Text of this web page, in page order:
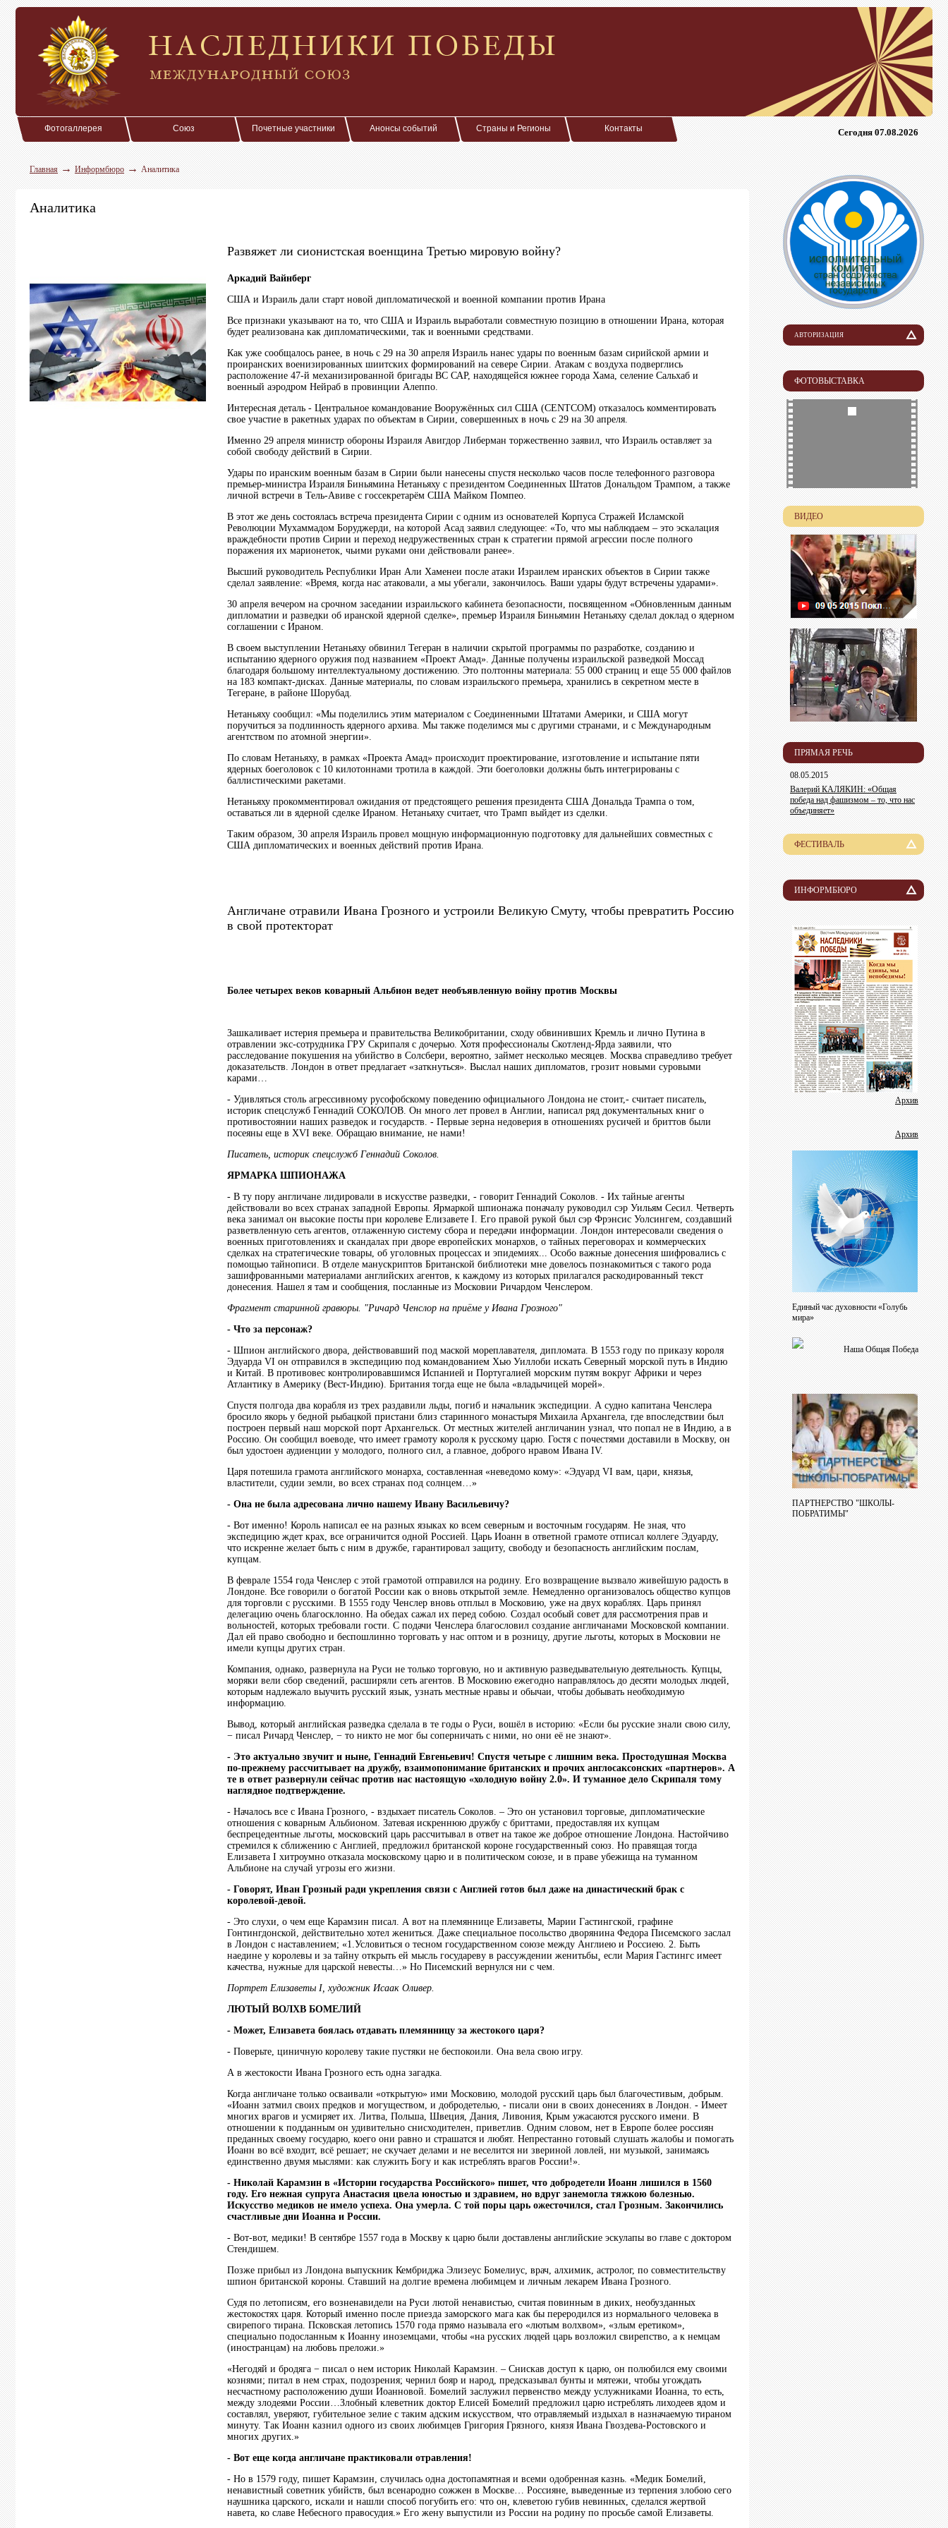
Фотогаллерея Союз Почетные участники Анонсы событий Страны и Регионы Контакты Сегодня 07.08.2026
Главная→Информбюро→Аналитика
Аналитика
Развяжет ли сионистская военщина Третью мировую войну?
Аркадий Вайнберг
США и Израиль дали старт новой дипломатической и военной компании против Ирана
Все признаки указывают на то, что США и Израиль выработали совместную позицию в отношении Ирана, которая
будет реализована как дипломатическими, так и военными средствами.
Как уже сообщалось ранее, в ночь с 29 на 30 апреля Израиль нанес удары по военным базам сирийской армии и
проиранских военизированных шиитских формирований на севере Сирии. Атакам с воздуха подверглись
расположение 47-й механизированной бригады ВС САР, находящейся южнее города Хама, селение Сальхаб и
военный аэродром Нейраб в провинции Алеппо.
Интересная деталь - Центральное командование Вооружённых сил США (CENTCOM) отказалось комментировать
свое участие в ракетных ударах по объектам в Сирии, совершенных в ночь с 29 на 30 апреля.
Именно 29 апреля министр обороны Израиля Авигдор Либерман торжественно заявил, что Израиль оставляет за
собой свободу действий в Сирии.
Удары по иранским военным базам в Сирии были нанесены спустя несколько часов после телефонного разговора
премьер-министра Израиля Биньямина Нетаньяху с президентом Соединенных Штатов Дональдом Трампом, а также
личной встречи в Тель-Авиве с госсекретарём США Майком Помпео.
В этот же день состоялась встреча президента Сирии с одним из основателей Корпуса Стражей Исламской
Революции Мухаммадом Боруджерди, на которой Асад заявил следующее: «То, что мы наблюдаем – это эскалация
враждебности против Сирии и переход недружественных стран к стратегии прямой агрессии после полного
поражения их марионеток, чьими руками они действовали ранее».
Высший руководитель Республики Иран Али Хаменеи после атаки Израилем иранских объектов в Сирии также
сделал заявление: «Время, когда нас атаковали, а мы убегали, закончилось. Ваши удары будут встречены ударами».
30 апреля вечером на срочном заседании израильского кабинета безопасности, посвященном «Обновленным данным
дипломатии и разведки об иранской ядерной сделке», премьер Израиля Биньямин Нетаньяху сделал доклад о ядерном
соглашении с Ираном.
В своем выступлении Нетаньяху обвинил Тегеран в наличии скрытой программы по разработке, созданию и
испытанию ядерного оружия под названием «Проект Амад». Данные получены израильской разведкой Моссад
благодаря большому интеллектуальному достижению. Это полтонны материала: 55 000 страниц и еще 55 000 файлов
на 183 компакт-дисках. Данные материалы, по словам израильского премьера, хранились в секретном месте в
Тегеране, в районе Шорубад.
Нетаньяху сообщил: «Мы поделились этим материалом с Соединенными Штатами Америки, и США могут
поручиться за подлинность ядерного архива. Мы также поделимся мы с другими странами, и с Международным
агентством по атомной энергии».
По словам Нетаньяху, в рамках «Проекта Амад» происходит проектирование, изготовление и испытание пяти
ядерных боеголовок с 10 килотоннами тротила в каждой. Эти боеголовки должны быть интегрированы с
баллистическими ракетами.
Нетаньяху прокомментировал ожидания от предстоящего решения президента США Дональда Трампа о том,
оставаться ли в ядерной сделке Ираном. Нетаньяху считает, что Трамп выйдет из сделки.
Таким образом, 30 апреля Израиль провел мощную информационную подготовку для дальнейших совместных с
США дипломатических и военных действий против Ирана.
Англичане отравили Ивана Грозного и устроили Великую Смуту, чтобы превратить Россию
в свой протекторат
Более четырех веков коварный Альбион ведет необъявленную войну против Москвы
Зашкаливает истерия премьера и правительства Великобритании, сходу обвинивших Кремль и лично Путина в
отравлении экс-сотрудника ГРУ Скрипаля с дочерью. Хотя профессионалы Скотленд-Ярда заявили, что
расследование покушения на убийство в Солсбери, вероятно, займет несколько месяцев. Москва справедливо требует
доказательств. Лондон в ответ предлагает «заткнуться». Выслал наших дипломатов, грозит новыми суровыми
карами…
- Удивляться столь агрессивному русофобскому поведению официального Лондона не стоит,- считает писатель,
историк спецслужб Геннадий СОКОЛОВ. Он много лет провел в Англии, написал ряд документальных книг о
противостоянии наших разведок и государств. - Первые зерна недоверия в отношениях русичей и бриттов были
посеяны еще в ХVI веке. Обращаю внимание, не нами!
Писатель, историк спецслужб Геннадий Соколов.
ЯРМАРКА ШПИОНАЖА
- В ту пору англичане лидировали в искусстве разведки, - говорит Геннадий Соколов. - Их тайные агенты
действовали во всех странах западной Европы. Ярмаркой шпионажа поначалу руководил сэр Уильям Сесил. Четверть
века занимал он высокие посты при королеве Елизавете I. Его правой рукой был сэр Фрэнсис Уолсингем, создавший
разветвленную сеть агентов, отлаженную систему сбора и передачи информации. Лондон интересовали сведения о
военных приготовлениях и скандалах при дворе европейских монархов, о тайных переговорах и коммерческих
сделках на стратегические товары, об уголовных процессах и эпидемиях... Особо важные донесения шифровались с
помощью тайнописи. В отделе манускриптов Британской библиотеки мне довелось познакомиться с такого рода
зашифрованными материалами английских агентов, к каждому из которых прилагался раскодированный текст
донесения. Нашел я там и сообщения, посланные из Московии Ричардом Ченслером.
Фрагмент старинной гравюры. "Ричард Ченслор на приёме у Ивана Грозного"
- Что за персонаж?
- Шпион английского двора, действовавший под маской мореплавателя, дипломата. В 1553 году по приказу короля
Эдуарда VI он отправился в экспедицию под командованием Хью Уиллоби искать Северный морской путь в Индию
и Китай. В противовес контролировавшимся Испанией и Португалией морским путям вокруг Африки и через
Атлантику в Америку (Вест-Индию). Британия тогда еще не была «владычицей морей».
Спустя полгода два корабля из трех раздавили льды, погиб и начальник экспедиции. А судно капитана Ченслера
бросило якорь у бедной рыбацкой пристани близ старинного монастыря Михаила Архангела, где впоследствии был
построен первый наш морской порт Архангельск. От местных жителей англичанин узнал, что попал не в Индию, а в
Россию. Он сообщил воеводе, что имеет грамоту короля к русскому царю. Гостя с почестями доставили в Москву, он
был удостоен аудиенции у молодого, полного сил, а главное, доброго нравом Ивана IV.
Царя потешила грамота английского монарха, составленная «неведомо кому»: «Эдуард VI вам, цари, князья,
властители, судии земли, во всех странах под солнцем…»
- Она не была адресована лично нашему Ивану Васильевичу?
- Вот именно! Король написал ее на разных языках ко всем северным и восточным государям. Не зная, что
экспедицию ждет крах, все ограничится одной Россией. Царь Иоанн в ответной грамоте отписал коллеге Эдуарду,
что искренне желает быть с ним в дружбе, гарантировал защиту, свободу и безопасность английским послам,
купцам.
В феврале 1554 года Ченслер с этой грамотой отправился на родину. Его возвращение вызвало живейшую радость в
Лондоне. Все говорили о богатой России как о вновь открытой земле. Немедленно организовалось общество купцов
для торговли с русскими. В 1555 году Ченслер вновь отплыл в Московию, уже на двух кораблях. Царь принял
делегацию очень благосклонно. На обедах сажал их перед собою. Создал особый совет для рассмотрения прав и
вольностей, которых требовали гости. С подачи Ченслера благословил создание англичанами Московской компании.
Дал ей право свободно и беспошлинно торговать у нас оптом и в розницу, другие льготы, которых в Московии не
имели купцы других стран.
Компания, однако, развернула на Руси не только торговую, но и активную разведывательную деятельность. Купцы,
моряки вели сбор сведений, расширяли сеть агентов. В Московию ежегодно направлялось до десяти молодых людей,
которым надлежало выучить русский язык, узнать местные нравы и обычаи, чтобы добывать необходимую
информацию.
Вывод, который английская разведка сделала в те годы о Руси, вошёл в историю: «Если бы русские знали свою силу,
− писал Ричард Ченслер, − то никто не мог бы соперничать с ними, но они её не знают».
- Это актуально звучит и ныне, Геннадий Евгеньевич! Спустя четыре с лишним века. Простодушная Москва
по-прежнему рассчитывает на дружбу, взаимопонимание британских и прочих англосаксонских «партнеров». А
те в ответ развернули сейчас против нас настоящую «холодную войну 2.0». И туманное дело Скрипаля тому
наглядное подтверждение.
- Началось все с Ивана Грозного, - вздыхает писатель Соколов. – Это он установил торговые, дипломатические
отношения с коварным Альбионом. Затевая искреннюю дружбу с бриттами, предоставляя их купцам
беспрецедентные льготы, московский царь рассчитывал в ответ на такое же доброе отношение Лондона. Настойчиво
стремился к сближению с Англией, предложил британской короне государственный союз. Но правящая тогда
Елизавета I хитроумно отказала московскому царю и в политическом союзе, и в праве убежища на туманном
Альбионе на случай угрозы его жизни.
- Говорят, Иван Грозный ради укрепления связи с Англией готов был даже на династический брак с
королевой-девой.
- Это слухи, о чем еще Карамзин писал. А вот на племяннице Елизаветы, Марии Гастингской, графине
Гонтингдонской, действительно хотел жениться. Даже специальное посольство дворянина Федора Писемского заслал
в Лондон с наставлением; «1.Условиться о тесном государственном союзе между Англиею и Россиею. 2. Быть
наедине у королевы и за тайну открыть ей мысль государеву в рассуждении женитьбы¸ если Мария Гастингс имеет
качества, нужные для царской невесты…» Но Писемский вернулся ни с чем.
Портрет Елизаветы I, художник Исаак Оливер.
ЛЮТЫЙ ВОЛХВ БОМЕЛИЙ
- Может, Елизавета боялась отдавать племянницу за жестокого царя?
- Поверьте, циничную королеву такие пустяки не беспокоили. Она вела свою игру.
А в жестокости Ивана Грозного есть одна загадка.
Когда англичане только осваивали «открытую» ими Московию, молодой русский царь был благочестивым, добрым.
«Иоанн затмил своих предков и могуществом, и добродетелью, - писали они в своих донесениях в Лондон. - Имеет
многих врагов и усмиряет их. Литва, Польша, Швеция, Дания, Ливония, Крым ужасаются русского имени. В
отношении к подданным он удивительно снисходителен, приветлив. Одним словом, нет в Европе более россиян
преданных своему государю, коего они равно и страшатся и любят. Непрестанно готовый слушать жалобы и помогать
Иоанн во всё входит, всё решает; не скучает делами и не веселится ни звериной ловлей, ни музыкой, занимаясь
единственно двумя мыслями: как служить Богу и как истреблять врагов России!».
- Николай Карамзин в «Истории государства Российского» пишет, что добродетели Иоанн лишился в 1560
году. Его нежная супруга Анастасия цвела юностью и здравием, но вдруг занемогла тяжкою болезнью.
Искусство медиков не имело успеха. Она умерла. С той поры царь ожесточился, стал Грозным. Закончились
счастливые дни Иоанна и России.
- Вот-вот, медики! В сентябре 1557 года в Москву к царю были доставлены английские эскулапы во главе с доктором
Стендишем.
Позже прибыл из Лондона выпускник Кембриджа Элизеус Бомелиус, врач, алхимик, астролог, по совместительству
шпион британской короны. Ставший на долгие времена любимцем и личным лекарем Ивана Грозного.
Судя по летописям, его возненавидели на Руси лютой ненавистью, считая повинным в диких, необузданных
жестокостях царя. Который именно после приезда заморского мага как бы переродился из нормального человека в
свирепого тирана. Псковская летопись 1570 года прямо называла его «лютым волхвом», «злым еретиком»,
специально подосланным к Иоанну иноземцами, чтобы «на русских людей царь возложил свирепство, а к немцам
(иностранцам) на любовь преложи.»
«Негодяй и бродяга − писал о нем историк Николай Карамзин. – Снискав доступ к царю, он полюбился ему своими
кознями; питал в нем страх, подозрения; чернил бояр и народ, предсказывал бунты и мятежи, чтобы угождать
несчастному расположению души Иоанновой. Бомелий заслужил первенство между услужниками Иоанна, то есть,
между злодеями России…Злобный клеветник доктор Елисей Бомелий предложил царю истреблять лиходеев ядом и
составлял, уверяют, губительное зелие с таким адским искусством, что отравляемый издыхал в назначаемую тираном
минуту. Так Иоанн казнил одного из своих любимцев Григория Грязного, князя Ивана Гвоздева-Ростовского и
многих других.»
- Вот еще когда англичане практиковали отравления!
- Но в 1579 году, пишет Карамзин, случилась одна достопамятная и всеми одобренная казнь. «Медик Бомелий,
ненавистный советник убийств, был всенародно сожжен в Москве… Россияне, выведенные из терпения злобою сего
наушника царского, искали и нашли способ погубить его: что он, клеветою губив невинных, сделался жертвой
навета, ко славе Небесного правосудия.» Его жену выпустили из России на родину по просьбе самой Елизаветы.
АВТОРИЗАЦИЯ
Логин
Пароль
ФОТОВЫСТАВКА
ВИДЕО
ПРЯМАЯ РЕЧЬ
08.05.2015
Валерий КАЛЯКИН: «Общая
победа над фашизмом – то, что нас
объединяет»
ФЕСТИВАЛЬ
История
Лауреаты
Организационный комитет
Информация для участников
Дневник фестиваля
ИНФОРМБЮРО
Новости
Пресса о нас
Фотогалерея
Аудиоролики
Видеогалерея
Пресс-релизы
Школа журналистики
В помощь защитнику отечества
Методичка
Социальные ролики
Аналитика
Архив
Архив
Единый час духовности «Голубь
мира»
Наша Общая Победа
ПАРТНЕРСТВО "ШКОЛЫ-
ПОБРАТИМЫ"